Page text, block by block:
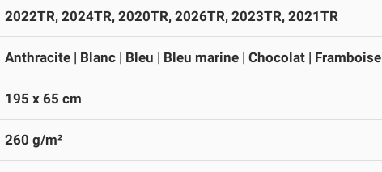
2022TR, 2024TR, 2020TR, 2026TR, 2023TR, 2021TR
Anthracite | Blanc | Bleu | Bleu marine | Chocolat | Framboise
195 x 65 cm
260 g/m²